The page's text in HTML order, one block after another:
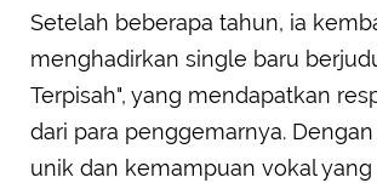
Setelah beberapa tahun, ia
menghadirkan single baru
Terpisah", yang mendapatkan
dari para penggemarnya.
unik dan kemampuan vokal